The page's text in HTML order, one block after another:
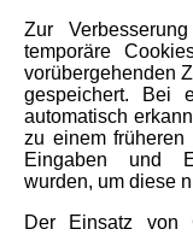
Zur
temporäre
vorübergehenden
gespeichert. Bei
automatisch
zu einem früheren
Eingaben und
wurden, um diese
Der Einsatz von